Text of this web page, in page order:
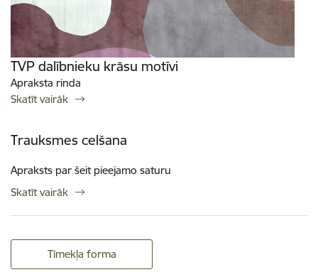
TVP dalībnieku krāsu motīvi
Apraksta rinda
Skatīt vairāk
Trauksmes celšana
Apraksts par šeit pieejamo saturu
Skatīt vairāk
Tīmekļa forma